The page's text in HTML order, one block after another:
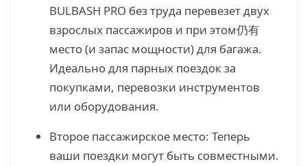
BULBASH PRO без труда перевезет двух
взрослых пассажиров и при этом仍有
место (и запас мощности) для багажа.
Идеально для парных поездок за
покупками, перевозки инструментов
или оборудования.
Второе пассажирское место: Теперь
ваши поездки могут быть совместными.